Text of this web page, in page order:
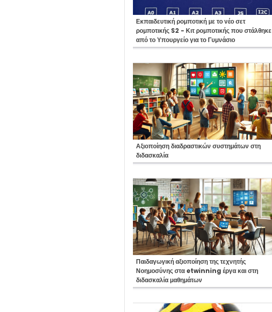
Course:
Εκπαιδευτική ρομποτική με το νέο σετ
ρομποτικής S2 - Κιτ ρομποτικής που στάλθηκε
από το Υπουργείο για το Γυμνάσιο
Course:
Αξιοποίηση διαδραστικών συστημάτων στη
διδασκαλία
Course:
Παιδαγωγική αξιοποίηση της τεχνητής
Νοημοσύνης στα etwinning έργα και στη
διδασκαλία μαθημάτων